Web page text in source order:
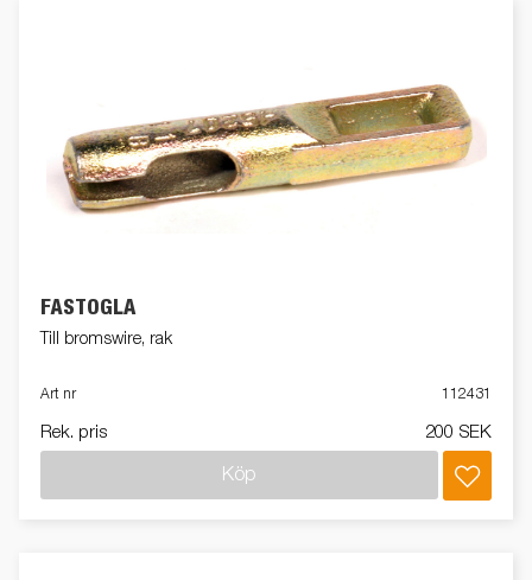
FÄSTÖGLA
Till bromswire, rak
Art nr 112431
Rek. pris 200 SEK
Köp